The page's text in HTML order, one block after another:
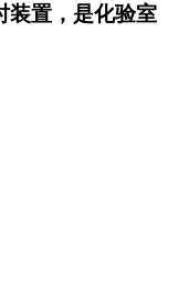
装置，是化验室